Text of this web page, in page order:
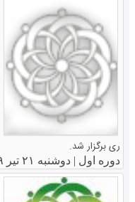
ری برگزار شد.
دوره اول | دوشنبه ۲۱ تیر ۱۳۸۹